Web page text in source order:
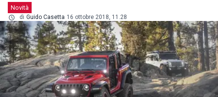
Novità
di Guido Casetta 16 ottobre 2018, 11.28